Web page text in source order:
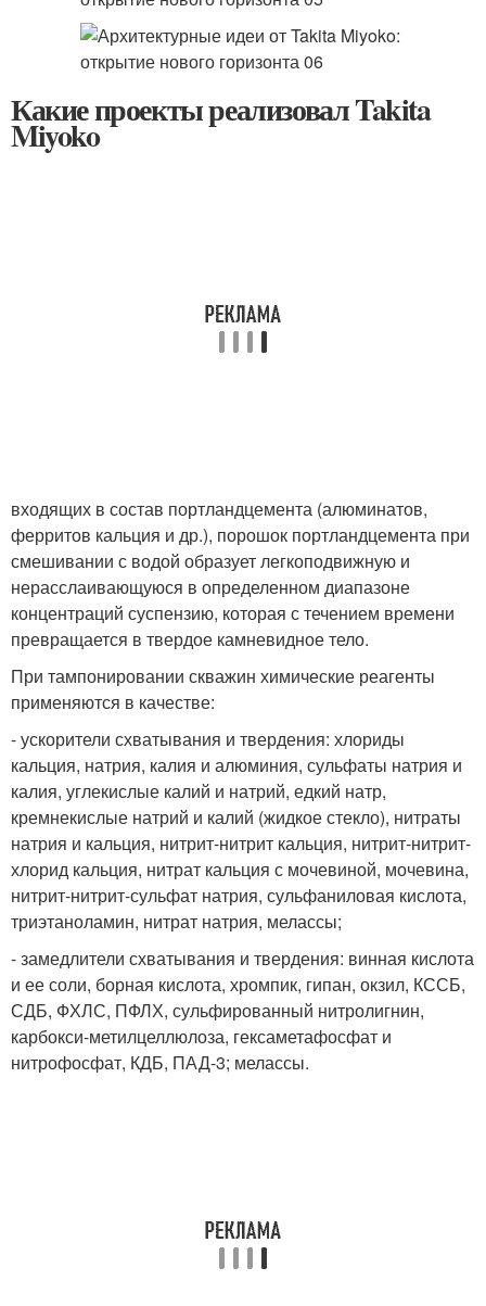
Какие проекты реализовал Takita
Miyoko
входящих в состав портландцемента (алюминатов,
ферритов кальция и др.), порошок портландцемента при
смешивании с водой образует легкоподвижную и
нерасслаивающуюся в определенном диапазоне
концентраций суспензию, которая с течением времени
превращается в твердое камневидное тело.
При тампонировании скважин химические реагенты
применяются в качестве:
- ускорители схватывания и твердения: хлориды
кальция, натрия, калия и алюминия, сульфаты натрия и
калия, углекислые калий и натрий, едкий натр,
кремнекислые натрий и калий (жидкое стекло), нитраты
натрия и кальция, нитрит-нитрит кальция, нитрит-нитрит-
хлорид кальция, нитрат кальция с мочевиной, мочевина,
нитрит-нитрит-сульфат натрия, сульфаниловая кислота,
триэтаноламин, нитрат натрия, мелассы;
- замедлители схватывания и твердения: винная кислота
и ее соли, борная кислота, хромпик, гипан, окзил, КССБ,
СДБ, ФХЛС, ПФЛХ, сульфированный нитролигнин,
карбокси-метилцеллюлоза, гексаметафосфат и
нитрофосфат, КДБ, ПАД-3; мелассы.